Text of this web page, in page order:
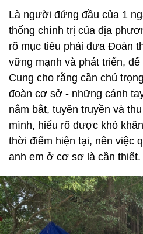
Là người đứng đầu của 1
thống chính trị của địa
rõ mục tiêu phải đưa Đoàn
vững mạnh và phát triển,
Cung cho rằng cần chú
đoàn cơ sở - những cánh
nắm bắt, tuyên truyền và
mình, hiểu rõ được khó
thời điểm hiện tại, nên việc
anh em ở cơ sơ là cần thiết.